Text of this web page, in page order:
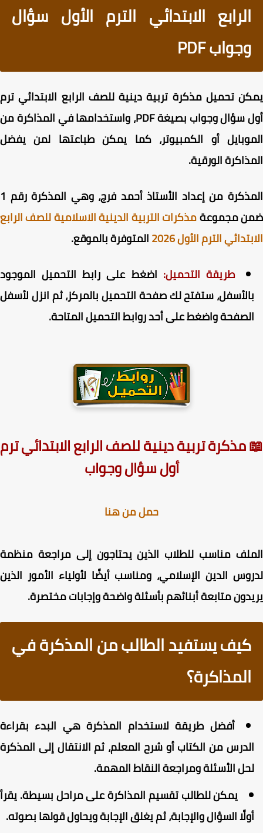
الرابع الابتدائي الترم الأول سؤال
وجواب PDF
تحميل مذكرة تربية دينية للصف الرابع الابتدائي ترم
أول سؤال وجواب بصيغة PDF، واستخدامها في المذاكرة من
أو الكمبيوتر، كما يمكن طباعتها لمن يفضل
الورقية.
المذكرة من إعداد الأستاذ أحمد فرج، وهي المذكرة رقم 1
مجموعةمذكرات التربية الدينية الاسلامية للصف الرابع
الترم الأول 2026
المتوفرة بالموقع.
طريقة التحميل:اضغط على رابط التحميل الموجود
ستفتح لك صفحة التحميل بالمركز، ثم انزل لأسفل
واضغط على أحد روابط التحميل المتاحة.
تربية دينية للصف الرابع الابتدائي ترم
أول سؤال وجواب
حمل من هنا
مناسب للطلاب الذين يحتاجون إلى مراجعة منظمة
الدين الإسلامي، ومناسب أيضًا لأولياء الأمور الذين
متابعة أبنائهم بأسئلة واضحة وإجابات مختصرة.
كيف يستفيد الطالب من المذكرة في
المذاكرة؟
أفضل طريقة لاستخدام المذكرة هي البدء بقراءة
من الكتاب أو شرح المعلم، ثم الانتقال إلى المذكرة
الأسئلة ومراجعة النقاط المهمة.
يمكن للطالب تقسيم المذاكرة على مراحل بسيطة. يقرأ
السؤال والإجابة، ثم يغلق الإجابة ويحاول قولها بصوته.